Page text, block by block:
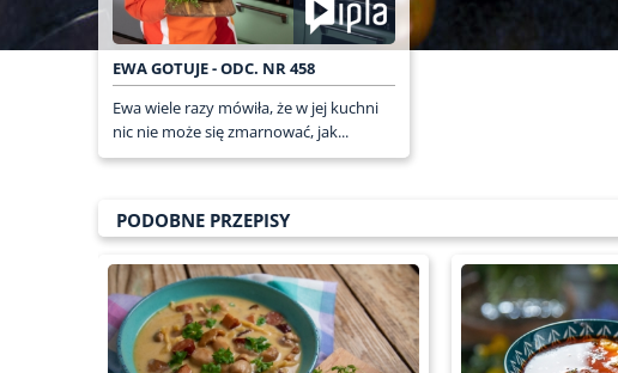
EWA GOTUJE - ODC. NR 458
Ewa wiele razy mówiła, że w jej kuchni
nic nie może się zmarnować, jak...
PODOBNE PRZEPISY